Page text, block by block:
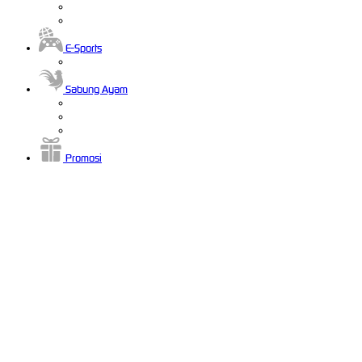
E-Sports
Sabung Ayam
Promosi